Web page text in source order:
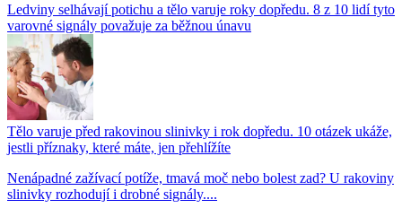
Ledviny selhávají potichu a tělo varuje roky dopředu. 8 z 10 lidí tyto
varovné signály považuje za běžnou únavu
Tělo varuje před rakovinou slinivky i rok dopředu. 10 otázek ukáže,
jestli příznaky, které máte, jen přehlížíte
Nenápadné zažívací potíže, tmavá moč nebo bolest zad? U rakoviny
slinivky rozhodují i drobné signály....